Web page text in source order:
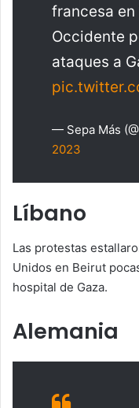
francesa en
Occidente
ataques a
— Sepa Más
2023
Líbano
Las protestas
Unidos en Beirut
hospital de Gaza.
Alemania